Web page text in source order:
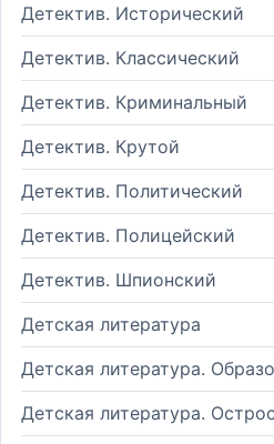
Детектив. Исторический
Детектив. Классический
Детектив. Криминальный
Детектив. Крутой
Детектив. Политический
Детектив. Полицейский
Детектив. Шпионский
Детская литература
Детская литература.
Детская литература.